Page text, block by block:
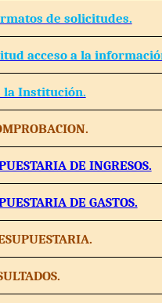
de solicitudes.
acceso a la
la Institución.
DE INGRESOS.
DE GASTOS.